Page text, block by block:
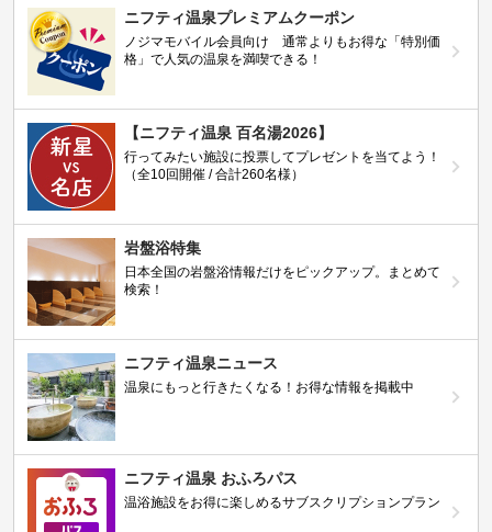
ニフティ温泉プレミアムクーポン
ノジマモバイル会員向け 通常よりもお得な「特別価
格」で人気の温泉を満喫できる！
【ニフティ温泉 百名湯2026】
行ってみたい施設に投票してプレゼントを当てよう！
（全10回開催 / 合計260名様）
岩盤浴特集
日本全国の岩盤浴情報だけをピックアップ。まとめて
検索！
ニフティ温泉ニュース
温泉にもっと行きたくなる！お得な情報を掲載中
ニフティ温泉 おふろパス
温浴施設をお得に楽しめるサブスクリプションプラン